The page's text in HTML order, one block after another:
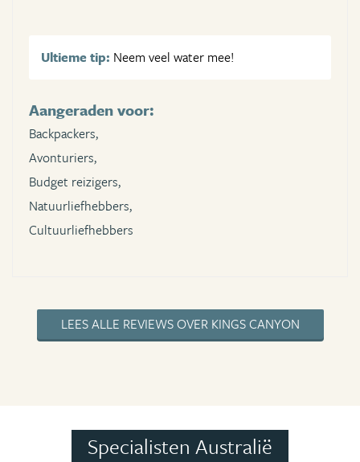
Ultieme tip: Neem veel water mee!
Aangeraden voor:
Backpackers,
Avonturiers,
Budget reizigers,
Natuurliefhebbers,
Cultuurliefhebbers
LEES ALLE REVIEWS OVER KINGS CANYON
Specialisten Australië